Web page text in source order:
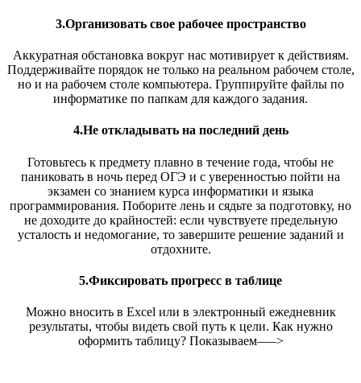
3.Организовать свое рабочее пространство
Аккуратная обстановка вокруг нас мотивирует к действиям.
Поддерживайте порядок не только на реальном рабочем столе,
но и на рабочем столе компьютера. Группируйте файлы по
информатике по папкам для каждого задания.
4.Не откладывать на последний день
Готовьтесь к предмету плавно в течение года, чтобы не
паниковать в ночь перед ОГЭ и с уверенностью пойти на
экзамен со знанием курса информатики и языка
программирования. Поборите лень и сядьте за подготовку, но
не доходите до крайностей: если чувствуете предельную
усталость и недомогание, то завершите решение заданий и
отдохните.
5.Фиксировать прогресс в таблице
Можно вносить в Excel или в электронный ежедневник
результаты, чтобы видеть свой путь к цели. Как нужно
оформить таблицу? Показываем–––>